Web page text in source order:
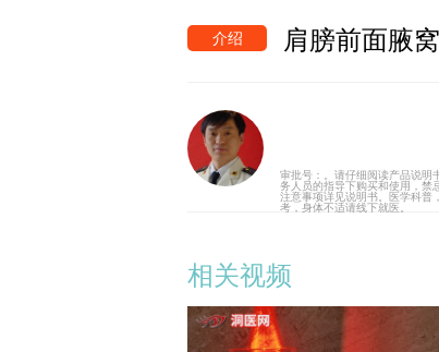
介绍 肩膀前面腋
审批号：
。请仔细阅读产品说明
务人员的指导下购买和使用，禁
注意事项详见说明书。医学科普
考，身体不适请线下就医。
相关视频